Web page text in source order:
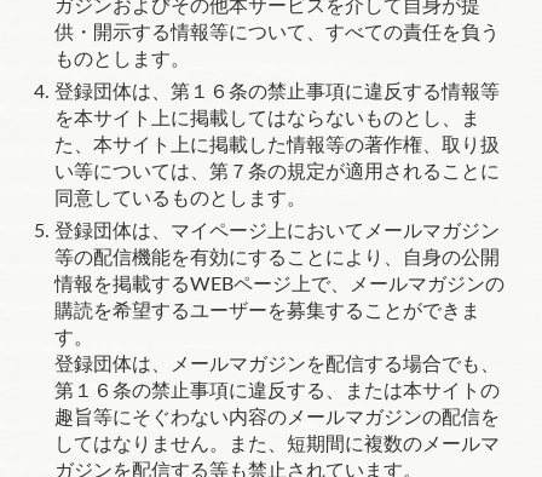
ガジンおよびその他本サービスを介して自身が提
供・開示する情報等について、すべての責任を負う
ものとします。
登録団体は、 第１６条の禁止事項に違反する情報等
を本サイト上に掲載してはならないものとし、ま
た、本サイト上に掲載した情報等の著作権、取り扱
い等については、 第７条の規定が適用されることに
同意しているものとします。
登録団体は、マイページ上においてメールマガジン
等の配信機能を有効にすることにより、自身の公開
情報を掲載するWEBページ上で、メールマガジンの
購読を希望するユーザーを募集することができま
す。
登録団体は、メールマガジンを配信する場合でも、
第１６条の禁止事項に違反する、または本サイトの
趣旨等にそぐわない内容のメールマガジンの配信を
してはなりません。また、短期間に複数のメールマ
ガジンを配信する等も禁止されています。